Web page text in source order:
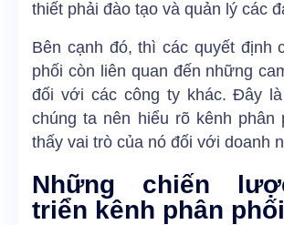
thiết phải đào tạo và quản lý các
Bên cạnh đó, thì các quyết định
phối còn liên quan đến những
đối với các công ty khác. Đây
chúng ta nên hiểu rõ kênh phân
thấy vai trò của nó đối với doanh
Những chiến
triển kênh phân